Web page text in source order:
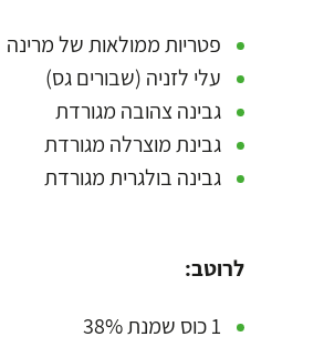
פטריות ממולאות של מרינה
עלי לזניה (שבורים גס)
גבינה צהובה מגורדת
גבינת מוצרלה מגורדת
גבינה בולגרית מגורדת
לרוטב:
1 כוס שמנת 38%